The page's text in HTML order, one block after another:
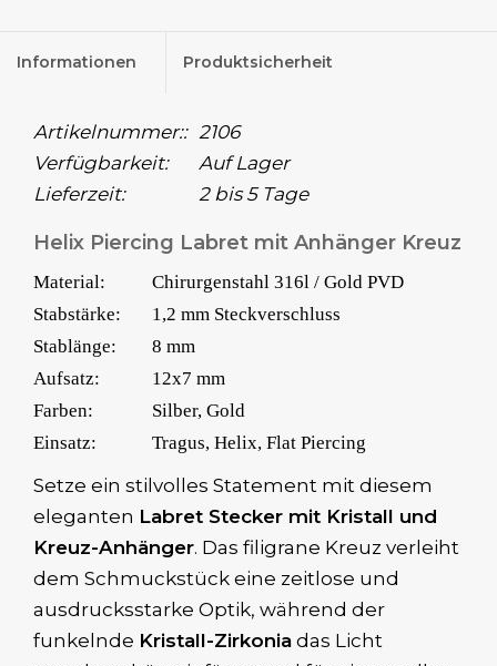
Informationen Produktsicherheit
Artikelnummer:: 2106
Verfügbarkeit:
Auf Lager
Lieferzeit:
2 bis 5 Tage
Helix Piercing Labret mit Anhänger Kreuz
Material:
Chirurgenstahl 316l / Gold PVD
Stabstärke:
1,2 mm Steckverschluss
Stablänge:
8 mm
Aufsatz:
12x7 mm
Farben:
Silber, Gold
Einsatz:
Tragus, Helix, Flat Piercing
Setze ein stilvolles Statement mit diesem
eleganten Labret Stecker mit Kristall und
Kreuz-Anhänger. Das filigrane Kreuz verleiht
dem Schmuckstück eine zeitlose und
ausdrucksstarke Optik, während der
funkelnde Kristall-Zirkonia das Licht